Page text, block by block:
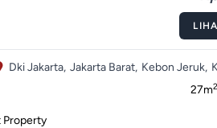
Dki Jakarta, Jakarta Barat, Kebon Jeruk,
27m2
Property